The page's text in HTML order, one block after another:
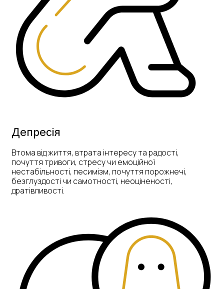
Депресія
Втома від життя, втрата інтересу та радості,
почуття тривоги, стресу чи емоційної
нестабільності, песимізм, почуття порожнечі,
безглуздості чи самотності, неоціненості,
дратівливості.